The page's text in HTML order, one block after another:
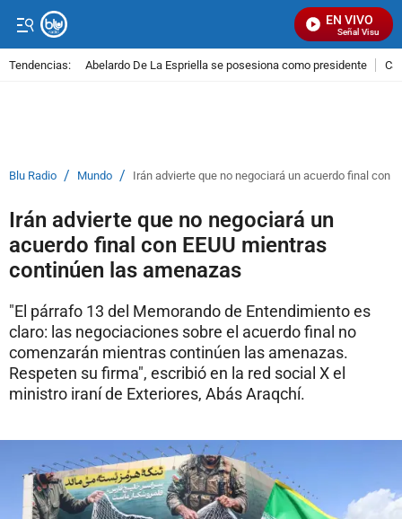
EN VIVO
Señal Visual
Tendencias: Abelardo De La Espriella se posesiona como presidente
Blu Radio / Mundo / Irán advierte que no negociará un acuerdo final con
Irán advierte que no negociará un
acuerdo final con EEUU mientras
continúen las amenazas
"El párrafo 13 del Memorando de Entendimiento es
claro: las negociaciones sobre el acuerdo final no
comenzarán mientras continúen las amenazas.
Respeten su firma", escribió en la red social X el
ministro iraní de Exteriores, Abás Araqchí.